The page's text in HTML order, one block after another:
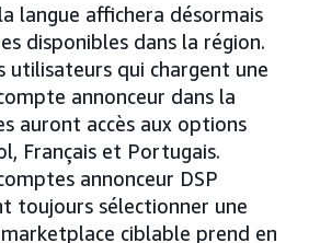
langue affichera désormais
disponibles dans la région.
utilisateurs qui chargent une
annonceur dans la
auront accès aux options
Français et Portugais.
annonceur DSP
toujours sélectionner une
ciblable prend en